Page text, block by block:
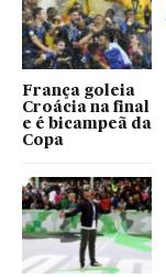
França goleia
Croácia na final
e é bicampeã da
Copa